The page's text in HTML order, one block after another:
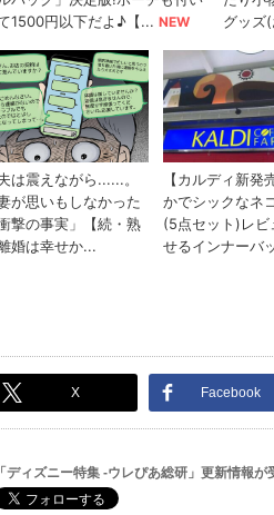
X Facebook
「ディズニー特集 -ウレぴあ総研」更新情報が